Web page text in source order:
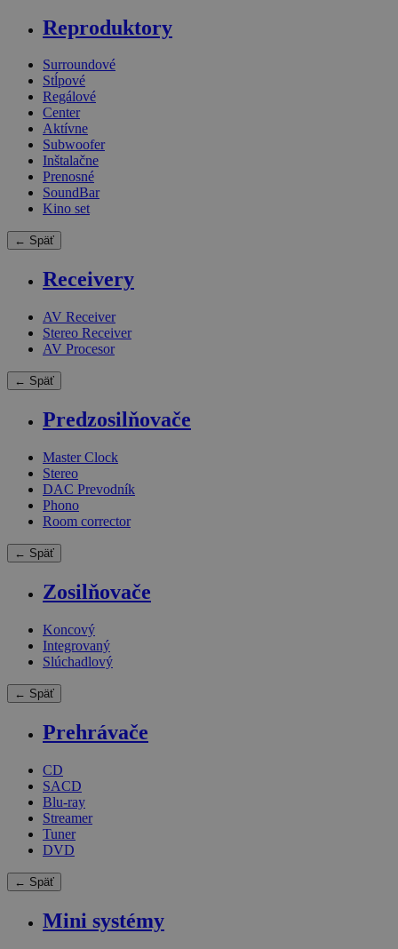
Reproduktory
Surroundové
Stĺpové
Regálové
Center
Aktívne
Subwoofer
Inštalačne
Prenosné
SoundBar
Kino set
← Späť
Receivery
AV Receiver
Stereo Receiver
AV Procesor
← Späť
Predzosilňovače
Master Clock
Stereo
DAC Prevodník
Phono
Room corrector
← Späť
Zosilňovače
Koncový
Integrovaný
Slúchadlový
← Späť
Prehrávače
CD
SACD
Blu-ray
Streamer
Tuner
DVD
← Späť
Mini systémy